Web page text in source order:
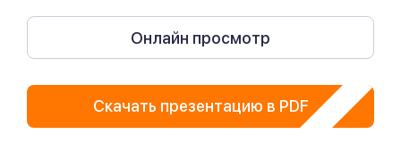
Онлайн просмотр
Скачать презентацию в PDF